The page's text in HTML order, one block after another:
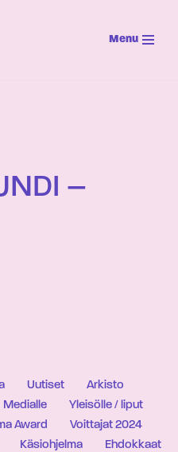
Menu
–
Uutiset
Arkisto
Medialle
Yleisölle / liput
Award
Voittajat 2024
Käsiohjelma
Ehdokkaat